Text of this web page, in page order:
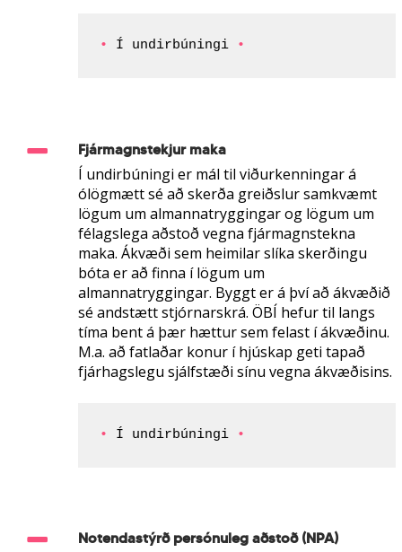
• Í undirbúningi •
Fjármagnstekjur maka
Í undirbúningi er mál til viðurkenningar á
ólögmætt sé að skerða greiðslur samkvæmt
lögum um almannatryggingar og lögum um
félagslega aðstoð vegna fjármagnstekna
maka. Ákvæði sem heimilar slíka skerðingu
bóta er að finna í lögum um
almannatryggingar. Byggt er á því að ákvæðið
sé andstætt stjórnarskrá. ÖBÍ hefur til langs
tíma bent á þær hættur sem felast í ákvæðinu.
M.a. að fatlaðar konur í hjúskap geti tapað
fjárhagslegu sjálfstæði sínu vegna ákvæðisins.
• Í undirbúningi •
Notendastýrð persónuleg aðstoð (NPA)